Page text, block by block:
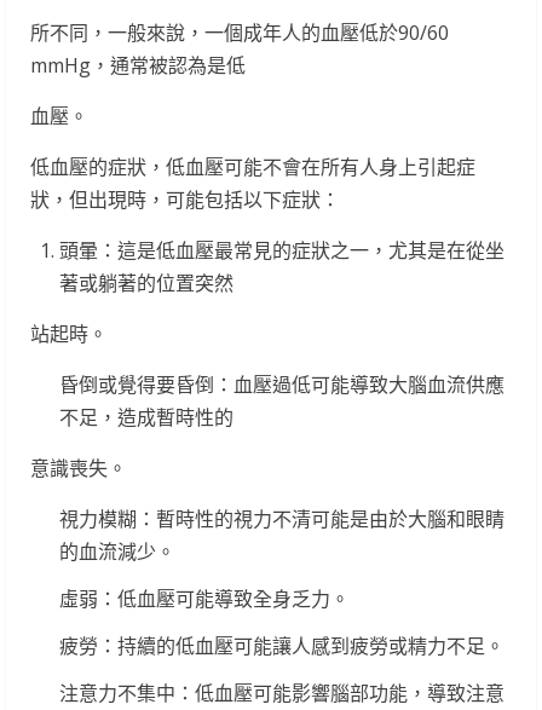
所不同，一般來說，一個成年人的血壓低於90/60
mmHg，通常被認為是低
血壓。
低血壓的症狀，低血壓可能不會在所有人身上引起症
狀，但出現時，可能包括以下症狀：
頭暈：這是低血壓最常見的症狀之一，尤其是在從坐
著或躺著的位置突然
站起時。
昏倒或覺得要昏倒：血壓過低可能導致大腦血流供應
不足，造成暫時性的
意識喪失。
視力模糊：暫時性的視力不清可能是由於大腦和眼睛
的血流減少。
虛弱：低血壓可能導致全身乏力。
疲勞：持續的低血壓可能讓人感到疲勞或精力不足。
注意力不集中：低血壓可能影響腦部功能，導致注意